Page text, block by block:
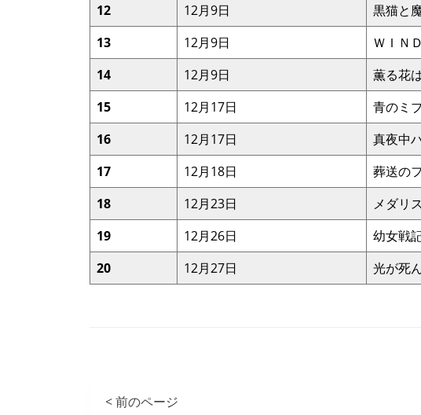
12
12月9日
黒猫と
13
12月9日
ＷＩＮ
14
12月9日
薫る花
15
12月17日
青のミ
16
12月17日
真夜中
17
12月18日
葬送の
18
12月23日
メダリ
19
12月26日
幼女戦
20
12月27日 光が死
< 前のページ